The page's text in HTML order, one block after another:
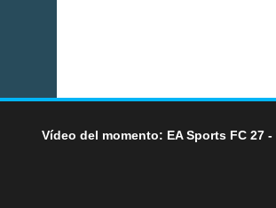
Vídeo del momento: EA Sports FC 27